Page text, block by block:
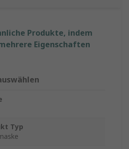
Produkte, indem
Eigenschaften
Typ